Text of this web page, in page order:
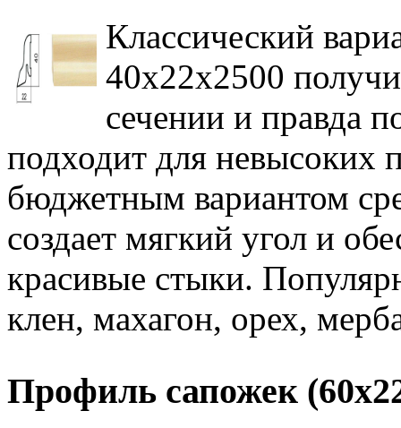
Классический
40х22х2500
сечении и правда
подходит для невысоких
бюджетным вариантом
создает мягкий угол и
красивые стыки.
клен, махагон, орех,
Профиль сапожек